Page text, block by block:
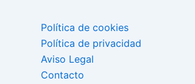
Política de cookies
Política de privacidad
Aviso Legal
Contacto